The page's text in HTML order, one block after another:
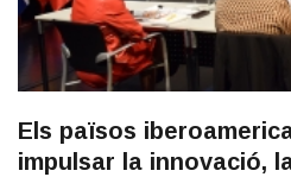
Els països
impulsar la innovació,